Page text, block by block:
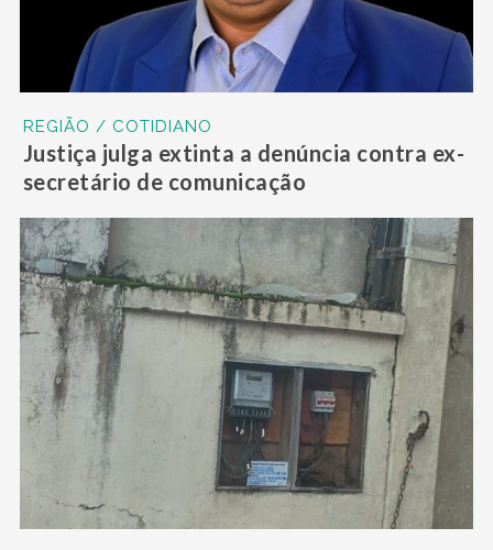
REGIÃO / COTIDIANO
Justiça julga extinta a denúncia contra ex-
secretário de comunicação